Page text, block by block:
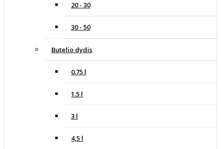
20 - 30
30 - 50
Butelio dydis
0.75 l
1.5 l
3 l
4,5 l